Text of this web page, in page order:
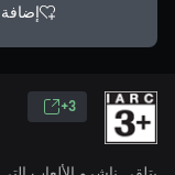
إضافة
3+